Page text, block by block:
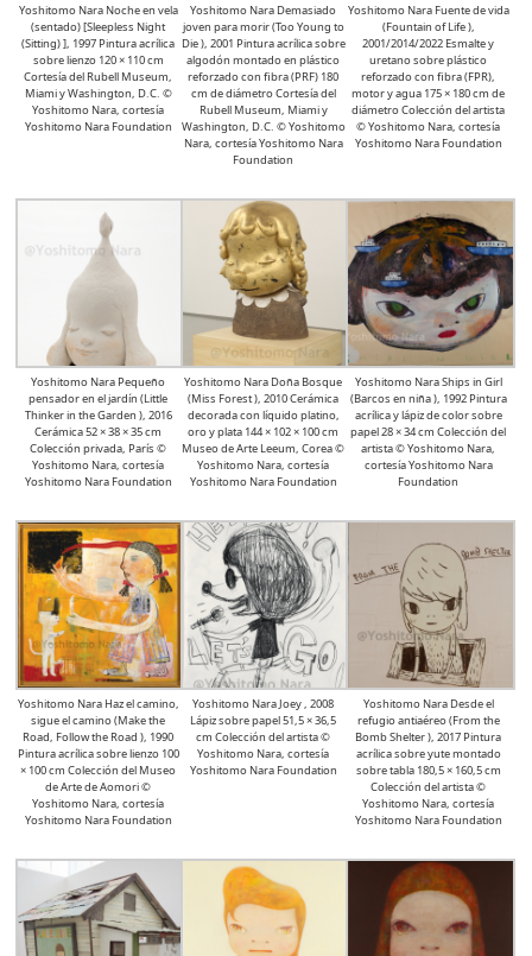
Yoshitomo Nara Noche en vela
(sentado) [Sleepless Night
(Sitting) ], 1997 Pintura acrílica
sobre lienzo 120 × 110 cm
Cortesía del Rubell Museum,
Miami y Washington, D.C. ©
Yoshitomo Nara, cortesía
Yoshitomo Nara Foundation
Yoshitomo Nara Demasiado
joven para morir (Too Young to
Die ), 2001 Pintura acrílica sobre
algodón montado en plástico
reforzado con fibra (PRF) 180
cm de diámetro Cortesía del
Rubell Museum, Miami y
Washington, D.C. © Yoshitomo
Nara, cortesía Yoshitomo Nara
Foundation
Yoshitomo Nara Fuente de vida
(Fountain of Life ),
2001/2014/2022 Esmalte y
uretano sobre plástico
reforzado con fibra (FPR),
motor y agua 175 × 180 cm de
diámetro Colección del artista
© Yoshitomo Nara, cortesía
Yoshitomo Nara Foundation
Yoshitomo Nara Pequeño
pensador en el jardín (Little
Thinker in the Garden ), 2016
Cerámica 52 × 38 × 35 cm
Colección privada, París ©
Yoshitomo Nara, cortesía
Yoshitomo Nara Foundation
Yoshitomo Nara Doña Bosque
(Miss Forest ), 2010 Cerámica
decorada con líquido platino,
oro y plata 144 × 102 × 100 cm
Museo de Arte Leeum, Corea ©
Yoshitomo Nara, cortesía
Yoshitomo Nara Foundation
Yoshitomo Nara Ships in Girl
(Barcos en niña ), 1992 Pintura
acrílica y lápiz de color sobre
papel 28 × 34 cm Colección del
artista © Yoshitomo Nara,
cortesía Yoshitomo Nara
Foundation
Yoshitomo Nara Haz el camino,
sigue el camino (Make the
Road, Follow the Road ), 1990
Pintura acrílica sobre lienzo 100
× 100 cm Colección del Museo
de Arte de Aomori ©
Yoshitomo Nara, cortesía
Yoshitomo Nara Foundation
Yoshitomo Nara Joey , 2008
Lápiz sobre papel 51,5 × 36,5
cm Colección del artista ©
Yoshitomo Nara, cortesía
Yoshitomo Nara Foundation
Yoshitomo Nara Desde el
refugio antiaéreo (From the
Bomb Shelter ), 2017 Pintura
acrílica sobre yute montado
sobre tabla 180,5 × 160,5 cm
Colección del artista ©
Yoshitomo Nara, cortesía
Yoshitomo Nara Foundation